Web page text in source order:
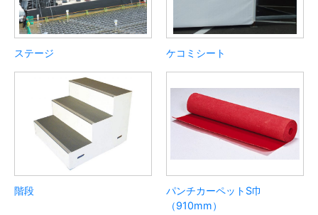
ステージ ケコミシート
階段
パンチカーペットS巾
（910mm）